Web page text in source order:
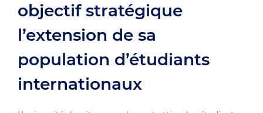
objectif stratégique
l’extension de sa
population d’étudiants
internationaux